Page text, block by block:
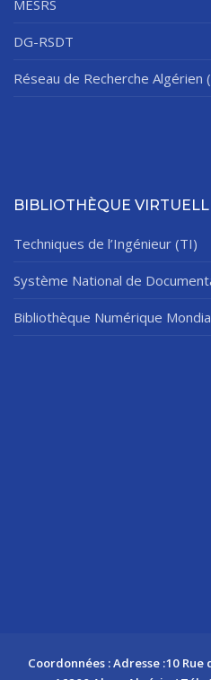
MESRS
DG-RSDT
Réseau de Recherche Algérien
BIBLIOTHÈQUE
Techniques de l’Ingénieur (TI)
Système National de
Bibliothèque Numérique
Coordonnées : Adresse :10 Rue